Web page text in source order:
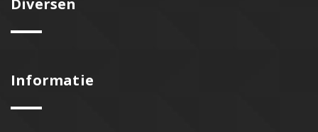
Diversen
Informatie